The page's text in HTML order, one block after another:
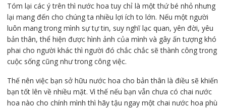
Tóm lại các ý trên thì nước hoa tuy chỉ là một thứ bé nhỏ nhưng
lại mang đến cho chúng ta nhiều lợi ích to lớn. Nếu một người
luôn mang trong mình sự tự tin, suy nghĩ lạc quan, yên đời, yêu
bản thân, thể hiện được hình ảnh của mình và gây ấn tượng khó
phai cho người khác thì người đó chắc chắc sẽ thành công trong
cuộc sống cũng như trong công việc.
Thế nên việc bạn sở hữu nước hoa cho bản thân là điều sẽ khiến
bạn tốt lên về nhiều mặt. Vì thế nếu bạn vẫn chưa có chai nước
hoa nào cho chính mình thì hãy tậu ngay một chai nước hoa phù